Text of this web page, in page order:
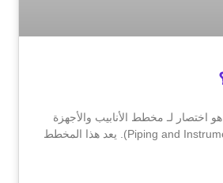
ما هو P&ID؟ P&ID هو اختصار لـ مخطط الأنابيب والأجهزة
(Piping and Instrumentation Diagram). يعد هذا المخطط